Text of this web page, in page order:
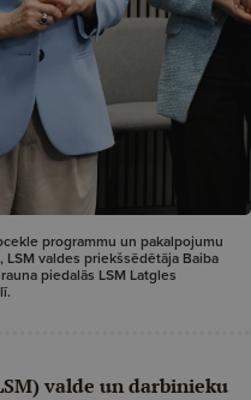
programmu un pakalpojumu
valdes priekšsēdētāja Baiba
piedalās LSM Latgles
valde un darbinieku